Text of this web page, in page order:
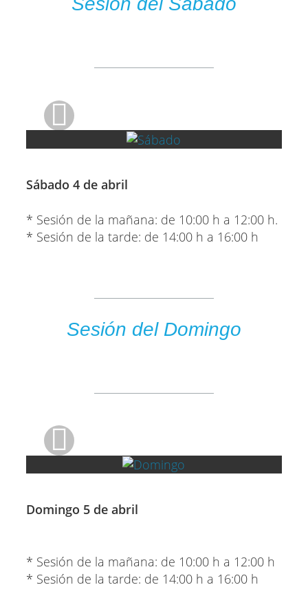
Sábado 4 de abril
* Sesión de la mañana: de 10:00 h a 12:00 h.
* Sesión de la tarde: de 14:00 h a 16:00 h
Sesión del Domingo
Domingo 5 de abril
* Sesión de la mañana: de 10:00 h a 12:00 h
* Sesión de la tarde: de 14:00 h a 16:00 h